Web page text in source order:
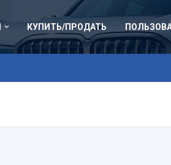
КУПИТЬ/ПРОДАТЬ